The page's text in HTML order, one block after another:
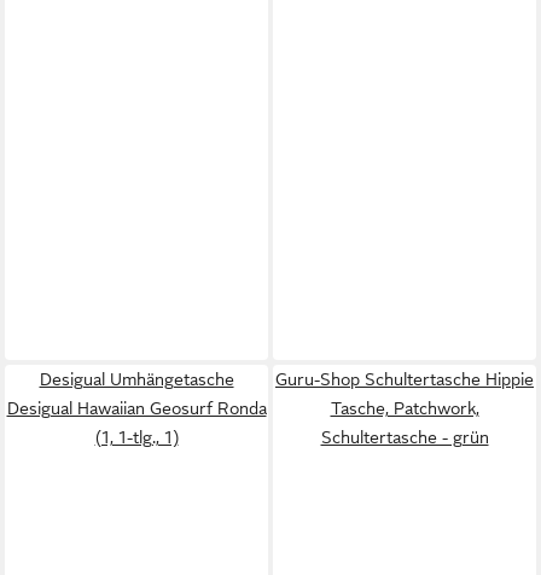
Desigual Umhängetasche
Desigual Hawaiian Geosurf Ronda
(1, 1-tlg., 1)
Guru-Shop Schultertasche Hippie
Tasche, Patchwork,
Schultertasche - grün